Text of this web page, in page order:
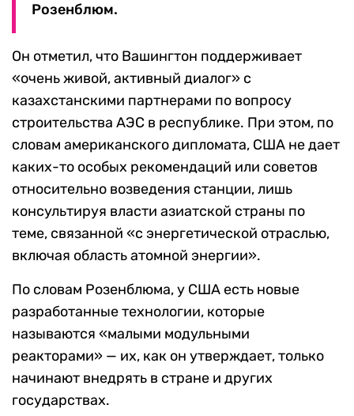
Розенблюм.
Он отметил, что Вашингтон поддерживает
«очень живой, активный диалог» с
казахстанскими партнерами по вопросу
строительства АЭС в республике. При этом, по
словам американского дипломата, США не дает
каких-то особых рекомендаций или советов
относительно возведения станции, лишь
консультируя власти азиатской страны по
теме, связанной «с энергетической отраслью,
включая область атомной энергии».
По словам Розенблюма, у США есть новые
разработанные технологии, которые
называются «малыми модульными
реакторами» — их, как он утверждает, только
начинают внедрять в стране и других
государствах.